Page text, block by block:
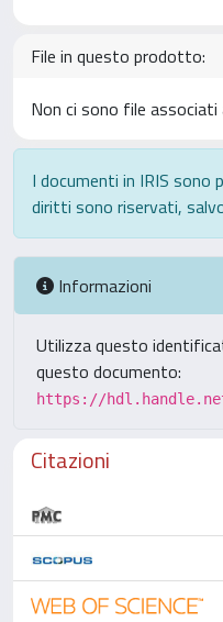
File in questo prodotto:
Non ci sono file
I documenti in IRIS
diritti sono riservati,
Informazioni
Utilizza questo
questo documento:
https://
Citazioni